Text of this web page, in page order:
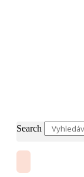
Search